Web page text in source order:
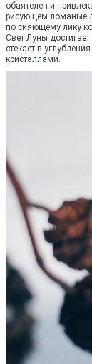
обаятелен и
рисующем ломаные
по сияющему лику
Свет Луны
стекает в
кристаллами.